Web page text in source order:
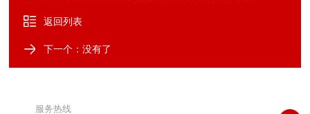
返回列表
下一个：没有了
服务热线